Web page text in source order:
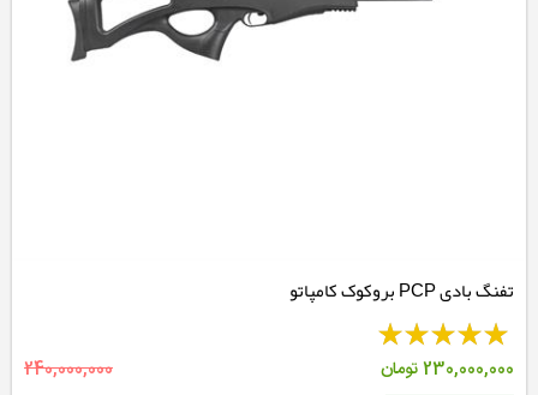
تفنگ بادی PCP بروکوک کامپاتو
230,000,000تومان 240,000,000